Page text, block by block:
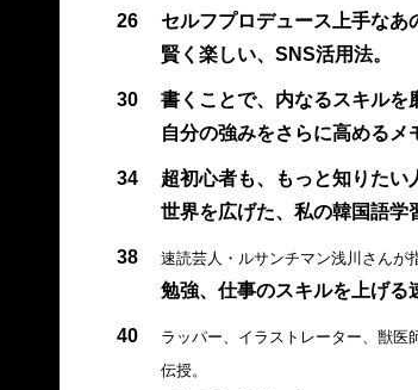
26
セルフプロデュース上手なあ
賢く楽しい、SNS活用法。
30
書くことで、内なるスキルを
自分の強みをさらに高めるメ
34
超初心者も、もっと知りたい
世界を広げた、私の韓国語学
38 速読芸人・ルサンチマン浅川さんが
勉強、仕事のスキルを上げる
40
ラッパー、イラストレーター、獣医
伝授。